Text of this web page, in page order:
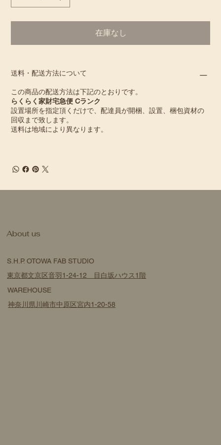
在庫なし
送料・配送方法について
この商品の配送方法は下記のとおりです。
らくらく家財宅急便 Cランク
設置場所を指定頂くだけで、配達員が開梱、設置、梱包資材の
回収まで致します。
送料は地域により異なります。
S.H.P. OTOWA FAB STUDIO
東京都文京区音羽1-24-12 目白坂ハウス1階
WAREHOUSE
神奈川県川崎市中原区宮内1-20-58
​About us